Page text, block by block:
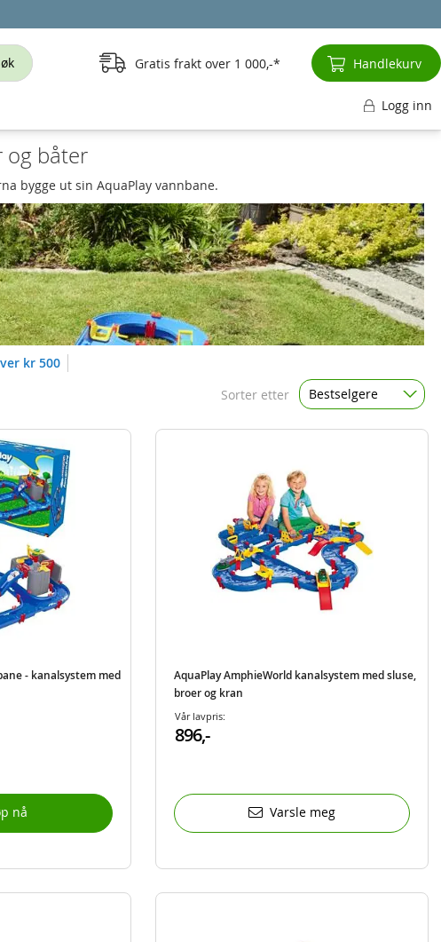
og båter
bygge ut sin AquaPlay vannbane.
kr 500
Sorter etter Bestselgere
- kanalsystem med
nå
AquaPlay AmphieWorld kanalsystem med sluse,
broer og kran
Vår lavpris:
896,-
Varsle meg
Gratis frakt over 1 000,- Handlekurv
Logg inn